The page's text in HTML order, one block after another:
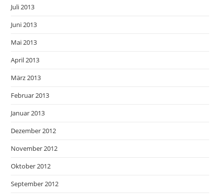
Juli 2013
Juni 2013
Mai 2013
April 2013
März 2013
Februar 2013
Januar 2013
Dezember 2012
November 2012
Oktober 2012
September 2012